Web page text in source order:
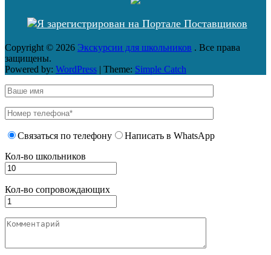
Copyright © 2026 Экскурсии для школьников . Все права
защищены.
Powered by: WordPress | Theme: Simple Catch
Связаться по телефону
Написать в WhatsApp
Кол-во школьников
Кол-во сопровождающих